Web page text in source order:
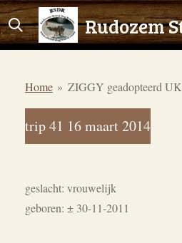
Ga
direct
hoofdinhoud
Home » ZIGGY geadopteerd UK
trip 41 16 maart 2014
geslacht: vrouwelijk
geboren: ± 30-11-2011